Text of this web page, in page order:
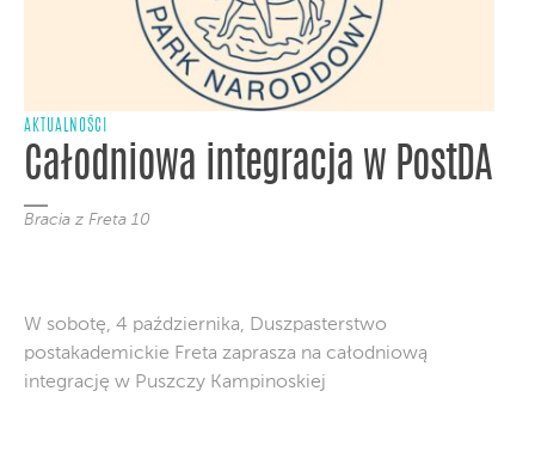
AKTUALNOŚCI
Całodniowa integracja w PostDA
Bracia z Freta 10
W sobotę, 4 października, Duszpasterstwo
postakademickie Freta zaprasza na całodniową
integrację w Puszczy Kampinoskiej